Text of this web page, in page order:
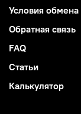
Условия обмена
Обратная связь
FAQ
Статьи
Калькулятор